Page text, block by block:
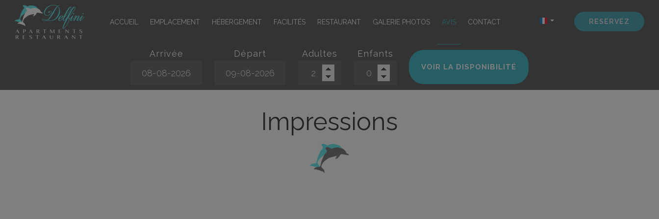
RESERVEZ
ACCUEIL EMPLACEMENT HÉBERGEMENT FACILITÉS RESTAURANT GALERIE PHOTOS AVIS CONTACT
Arrivée Départ Adultes Enfants
VOIR LA DISPONIBILITÉ
Impressions